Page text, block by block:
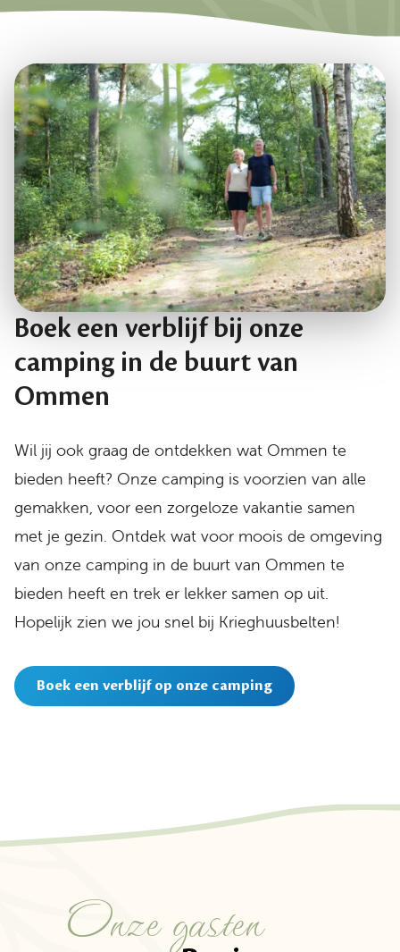
Boek een verblijf bij onze
camping in de buurt van
Ommen
Wil jij ook graag de ontdekken wat Ommen te
bieden heeft? Onze camping is voorzien van alle
gemakken, voor een zorgeloze vakantie samen
met je gezin. Ontdek wat voor moois de omgeving
van onze camping in de buurt van Ommen te
bieden heeft en trek er lekker samen op uit.
Hopelijk zien we jou snel bij Krieghuusbelten!
Boek een verblijf op onze camping
Onze gasten